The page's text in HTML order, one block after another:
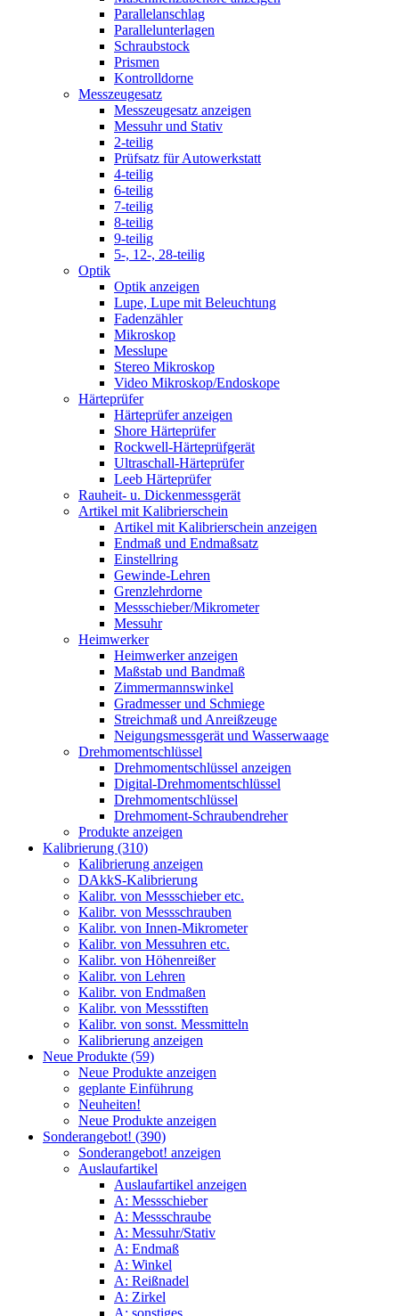
Parallelanschlag
Parallelunterlagen
Schraubstock
Prismen
Kontrolldorne
Messzeugesatz
Messzeugesatz anzeigen
Messuhr und Stativ
2-teilig
Prüfsatz für Autowerkstatt
4-teilig
6-teilig
7-teilig
8-teilig
9-teilig
5-, 12-, 28-teilig
Optik
Optik anzeigen
Lupe, Lupe mit Beleuchtung
Fadenzähler
Mikroskop
Messlupe
Stereo Mikroskop
Video Mikroskop/Endoskope
Härteprüfer
Härteprüfer anzeigen
Shore Härteprüfer
Rockwell-Härteprüfgerät
Ultraschall-Härteprüfer
Leeb Härteprüfer
Rauheit- u. Dickenmessgerät
Artikel mit Kalibrierschein
Artikel mit Kalibrierschein anzeigen
Endmaß und Endmaßsatz
Einstellring
Gewinde-Lehren
Grenzlehrdorne
Messschieber/Mikrometer
Messuhr
Heimwerker
Heimwerker anzeigen
Maßstab und Bandmaß
Zimmermannswinkel
Gradmesser und Schmiege
Streichmaß und Anreißzeuge
Neigungsmessgerät und Wasserwaage
Drehmomentschlüssel
Drehmomentschlüssel anzeigen
Digital-Drehmomentschlüssel
Drehmomentschlüssel
Drehmoment-Schraubendreher
Produkte anzeigen
Kalibrierung (310)
Kalibrierung anzeigen
DAkkS-Kalibrierung
Kalibr. von Messschieber etc.
Kalibr. von Messschrauben
Kalibr. von Innen-Mikrometer
Kalibr. von Messuhren etc.
Kalibr. von Höhenreißer
Kalibr. von Lehren
Kalibr. von Endmaßen
Kalibr. von Messstiften
Kalibr. von sonst. Messmitteln
Kalibrierung anzeigen
Neue Produkte (59)
Neue Produkte anzeigen
geplante Einführung
Neuheiten!
Neue Produkte anzeigen
Sonderangebot! (390)
Sonderangebot! anzeigen
Auslaufartikel
Auslaufartikel anzeigen
A: Messschieber
A: Messschraube
A: Messuhr/Stativ
A: Endmaß
A: Winkel
A: Reißnadel
A: Zirkel
A: sonstiges